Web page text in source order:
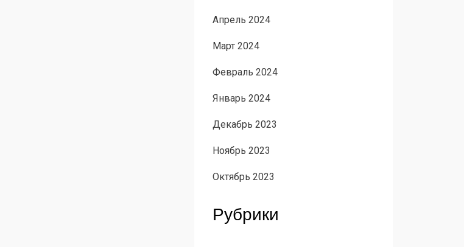
Апрель 2024
Март 2024
Февраль 2024
Январь 2024
Декабрь 2023
Ноябрь 2023
Октябрь 2023
Рубрики